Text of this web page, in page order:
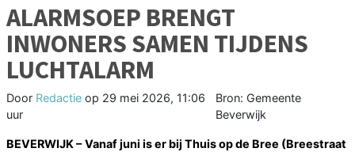
ALARMSOEP BRENGT
INWONERS SAMEN TIJDENS
LUCHTALARM
Door Redactie op 29 mei 2026, 11:06
uur
Bron: Gemeente
Beverwijk
BEVERWIJK – Vanaf juni is er bij Thuis op de Bree (Breestraat